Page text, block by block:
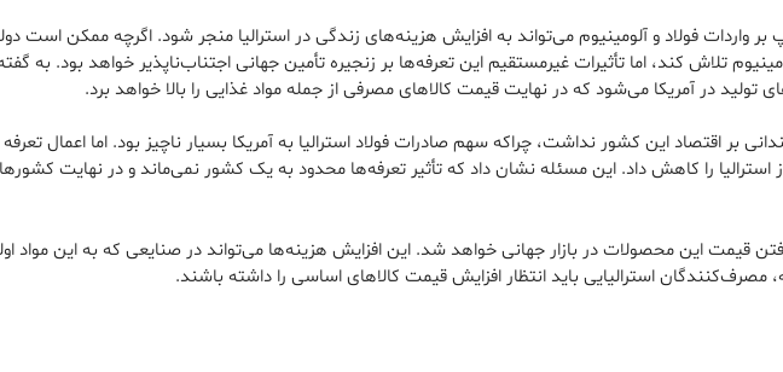
واردات فولاد و آلومینیوم می‌تواند به افزایش هزینه‌های زندگی در استرالیا منجر شود. اگرچه ممکن است
تلاش کند، اما تأثیرات غیرمستقیم این تعرفه‌ها بر زنجیره تأمین جهانی اجتناب‌ناپذیر خواهد بود. به
در آمریکا می‌شود که در نهایت قیمت کالاهای مصرفی از جمله مواد غذایی را بالا خواهد برد.
تأثیر چندانی بر اقتصاد این کشور نداشت، چراکه سهم صادرات فولاد استرالیا به آمریکا بسیار ناچیز بود. اما اعمال
را کاهش داد. این مسئله نشان داد که تأثیر تعرفه‌ها محدود به یک کشور نمی‌ماند و در نهایت
رفتن قیمت این محصولات در بازار جهانی خواهد شد. این افزایش هزینه‌ها می‌تواند در صنایعی که به این مواد
مصرف‌کنندگان استرالیایی باید انتظار افزایش قیمت کالاهای اساسی را داشته باشند.